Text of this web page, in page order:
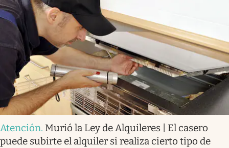
Atención. Murió la Ley de Alquileres | El casero
puede subirte el alquiler si realiza cierto tipo de